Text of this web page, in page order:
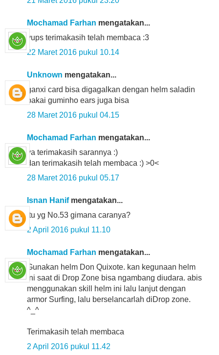
Mochamad Farhan mengatakan...
yups terimakasih telah membaca :3
22 Maret 2016 pukul 10.14
Unknown mengatakan...
ganxi card bisa digagalkan dengan helm saladin
pakai guminho ears juga bisa
28 Maret 2016 pukul 04.15
Mochamad Farhan mengatakan...
ya terimakasih sarannya :)
dan terimakasih telah membaca :) >0<
28 Maret 2016 pukul 05.17
Isnan Hanifmengatakan...
itu yg No.53 gimana caranya?
2 April 2016 pukul 11.10
Mochamad Farhan mengatakan...
Gunakan helm Don Quixote. kan kegunaan helm
ini saat di Drop Zone bisa ngambang diudara. abis
menggunakan skill helm ini lalu lanjut dengan
armor Surfing, lalu berselancarlah diDrop zone.
^_^
Terimakasih telah membaca
2 April 2016 pukul 11.42